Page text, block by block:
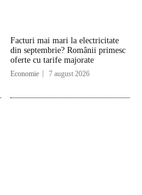
Facturi mai mari la electricitate
din septembrie? Românii primesc
oferte cu tarife majorate
Economie 7 august 2026